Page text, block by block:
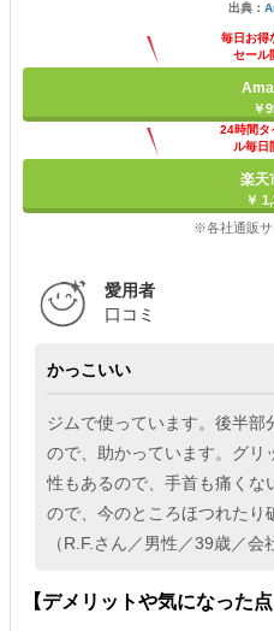
出典：
毎日お得
セール
￥
24時間タ
ル毎日
楽天
￥
※各社通販サ
愛用者
口コミ
かっこいい
ジムで使っています。後半部
ので、助かっています。グリ
性もあるので、手首も痛くな
ので、今のところほつれたり
（R.F.さん／男性／39歳／会
【デメリットや気になった点